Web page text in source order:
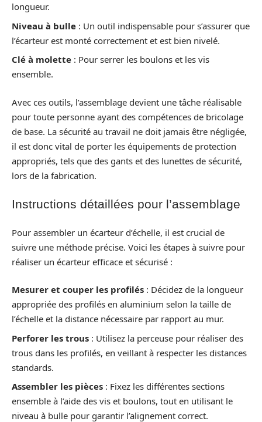
longueur.
Niveau à bulle : Un outil indispensable pour s’assurer que
l’écarteur est monté correctement et est bien nivelé.
Clé à molette : Pour serrer les boulons et les vis
ensemble.
Avec ces outils, l’assemblage devient une tâche réalisable
pour toute personne ayant des compétences de bricolage
de base. La sécurité au travail ne doit jamais être négligée,
il est donc vital de porter les équipements de protection
appropriés, tels que des gants et des lunettes de sécurité,
lors de la fabrication.
Instructions détaillées pour l’assemblage
Pour assembler un écarteur d’échelle, il est crucial de
suivre une méthode précise. Voici les étapes à suivre pour
réaliser un écarteur efficace et sécurisé :
Mesurer et couper les profilés : Décidez de la longueur
appropriée des profilés en aluminium selon la taille de
l’échelle et la distance nécessaire par rapport au mur.
Perforer les trous : Utilisez la perceuse pour réaliser des
trous dans les profilés, en veillant à respecter les distances
standards.
Assembler les pièces : Fixez les différentes sections
ensemble à l’aide des vis et boulons, tout en utilisant le
niveau à bulle pour garantir l’alignement correct.